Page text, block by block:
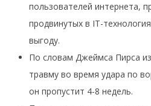
пользователей интернета,
продвинутых в IT-
выгоду.
По словам Джеймса Пирса
травму во время удара по
он пропустит 4-8 недель.